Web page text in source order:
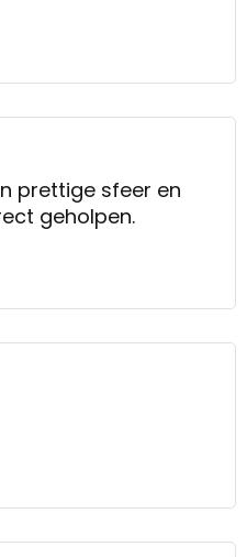
prettige sfeer en
geholpen.